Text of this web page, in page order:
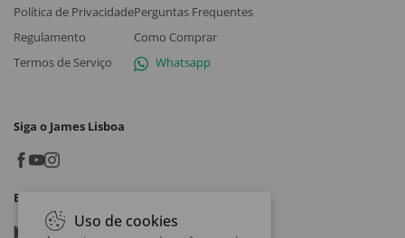
Política de Privacidade
Regulamento
Termos de Serviço
Perguntas Frequentes
Como Comprar
Whatsapp
Siga o James Lisboa
Baixe o App
Google play
Uso de cookies